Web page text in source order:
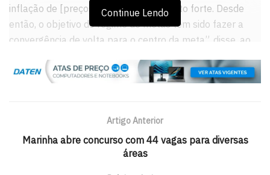
inflação de [preços] administrados muito forte. Desde
então, o objetivo do regime de metas tem sido fazer a
convergência de volta para o centro da meta”, disse, ao
De acordo com a projeção do relatório, a inflação em
alcançar o centro da meta de 4,5%, como indicava a ata
do Comitê de Política Monetária (Copom), divulgada no
dia 16, para 4,7% é “marginal”.
Continue Lendo
Artigo Anterior
Marinha abre concurso com 44 vagas para diversas
áreas